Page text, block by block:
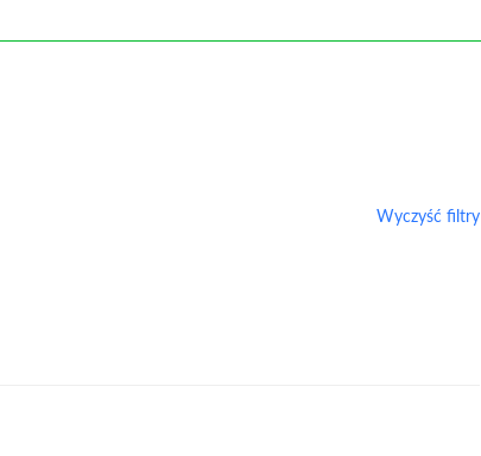
Wyczyść filtry